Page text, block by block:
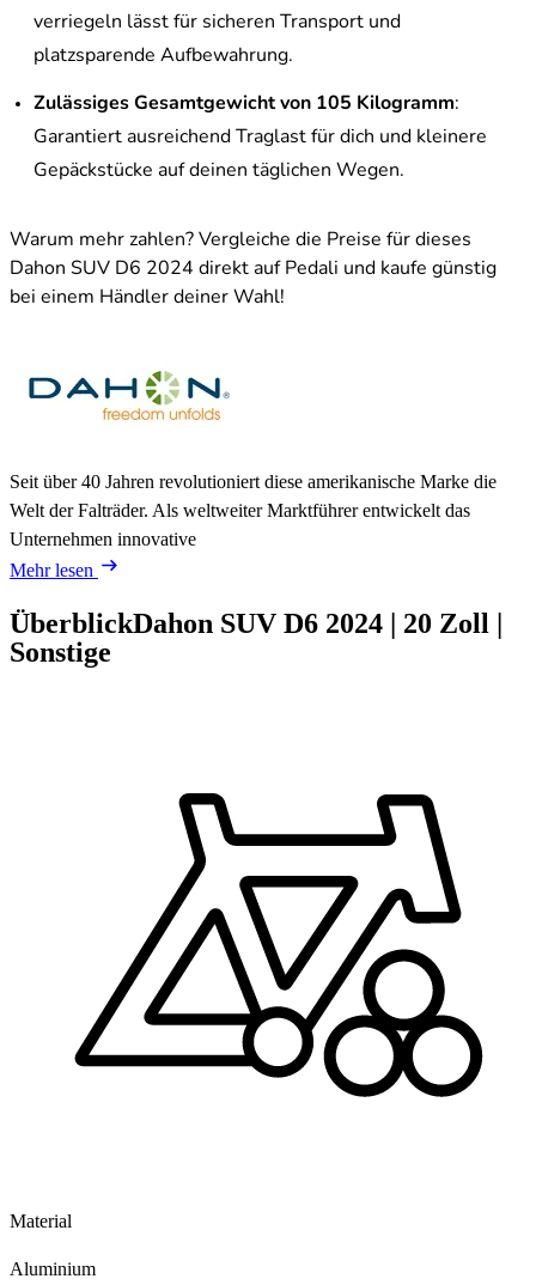
verriegeln lässt für sicheren Transport und
platzsparende Aufbewahrung.
Zulässiges Gesamtgewicht von 105 Kilogramm:
Garantiert ausreichend Traglast für dich und kleinere
Gepäckstücke auf deinen täglichen Wegen.
Warum mehr zahlen? Vergleiche die Preise für dieses
Dahon SUV D6 2024 direkt auf Pedali und kaufe günstig
bei einem Händler deiner Wahl!
Seit über 40 Jahren revolutioniert diese amerikanische Marke die
Welt der Falträder. Als weltweiter Marktführer entwickelt das
Unternehmen innovative
Mehr lesen
ÜberblickDahon SUV D6 2024 | 20 Zoll |
Sonstige
Material
Aluminium